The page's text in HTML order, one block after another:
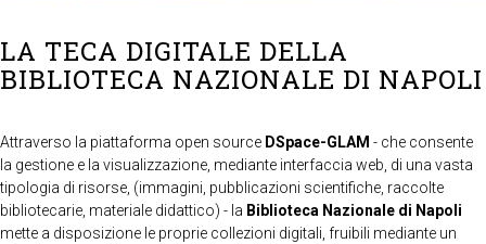
LA TECA DIGITALE DELLA
BIBLIOTECA NAZIONALE DI NAPOLI
Attraverso la piattaforma open source DSpace-GLAM - che consente
la gestione e la visualizzazione, mediante interfaccia web, di una vasta
tipologia di risorse, (immagini, pubblicazioni scientifiche, raccolte
bibliotecarie, materiale didattico) - la Biblioteca Nazionale di Napoli
mette a disposizione le proprie collezioni digitali, fruibili mediante un